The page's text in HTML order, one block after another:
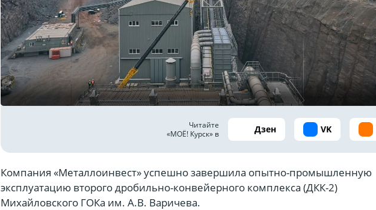
Читайте
«МОЁ! Курск» в
Дзен VK
Компания «Металлоинвест» успешно завершила опытно-промышленную
эксплуатацию второго дробильно-конвейерного комплекса (ДКК-2)
Михайловского ГОКа им. А.В. Варичева.